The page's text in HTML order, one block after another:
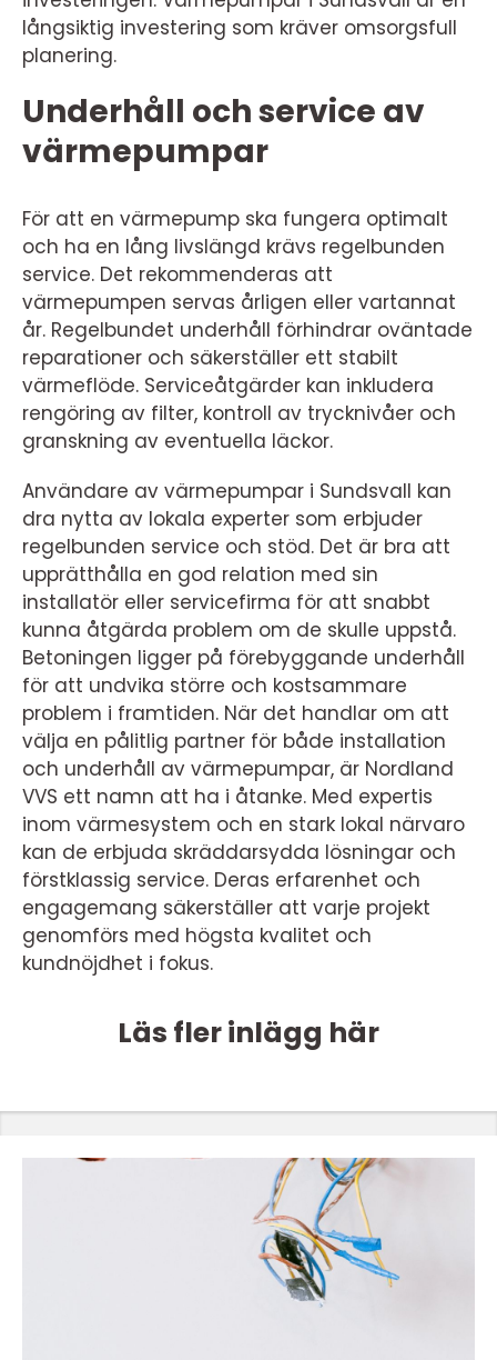
långsiktig investering som kräver omsorgsfull
planering.
Underhåll och service av
värmepumpar
För att en värmepump ska fungera optimalt
och ha en lång livslängd krävs regelbunden
service. Det rekommenderas att
värmepumpen servas årligen eller vartannat
år. Regelbundet underhåll förhindrar oväntade
reparationer och säkerställer ett stabilt
värmeflöde. Serviceåtgärder kan inkludera
rengöring av filter, kontroll av trycknivåer och
granskning av eventuella läckor.
Användare av värmepumpar i Sundsvall kan
dra nytta av lokala experter som erbjuder
regelbunden service och stöd. Det är bra att
upprätthålla en god relation med sin
installatör eller servicefirma för att snabbt
kunna åtgärda problem om de skulle uppstå.
Betoningen ligger på förebyggande underhåll
för att undvika större och kostsammare
problem i framtiden. När det handlar om att
välja en pålitlig partner för både installation
och underhåll av värmepumpar, är Nordland
VVS ett namn att ha i åtanke. Med expertis
inom värmesystem och en stark lokal närvaro
kan de erbjuda skräddarsydda lösningar och
förstklassig service. Deras erfarenhet och
engagemang säkerställer att varje projekt
genomförs med högsta kvalitet och
kundnöjdhet i fokus.
Läs fler inlägg här